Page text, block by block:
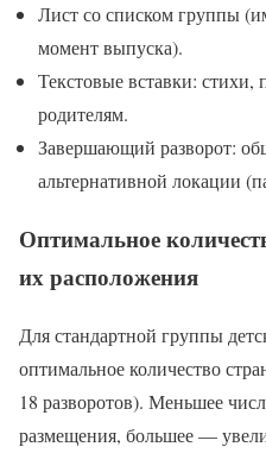
Лист со списком группы
момент выпуска).
Текстовые вставки: стихи,
родителям.
Завершающий разворот:
альтернативной локации
Оптимальное
их расположения
Для стандартной группы
оптимальное количество
18 разворотов). Меньшее
размещения, большее —